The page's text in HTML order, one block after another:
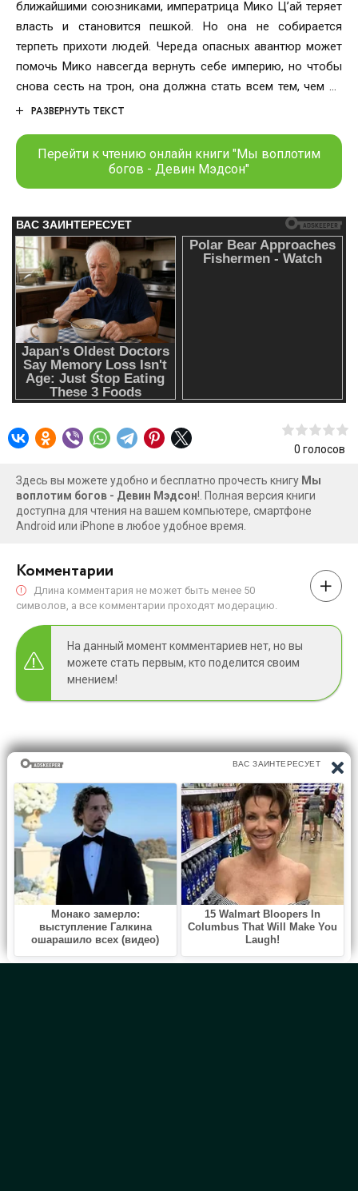
ближайшими союзниками, императрица Мико Ц’ай теряет
власть и становится пешкой. Но она не собирается
терпеть прихоти людей. Череда опасных авантюр может
помочь Мико навсегда вернуть себе империю, но чтобы
снова сесть на трон, она должна стать всем тем, чем не
смогли стать ее предки.Рах э’Торин снова стал
обещание, данное им, кажется, уже целую жизнь назад, –
благополучно вернуть свой народ домой. Однако
верность Раха прошлому может привести его к
воспоминаниями, она должна решить, кем является на
самом деле, но ответ на этот вопрос лежит в
противостоянии с Лео Виллиусом.А Дишива э’Яровен,
оказавшаяся в ловушке в самом сердце армии чилтанцев,
получает неожиданную власть. Мечта о новой родине
находится в ее руках – если она рискнет всем и
доверится своим бывшим врагам.Сложная история о
войне, политике и жажде власти, где судьба мира
решается, когда герои и боги в последний раз вступают в
бой в грандиозном финале кровавой эпической
серии.«Финал невероятно хорош. Ни один из героев не
теряется в действии, каждый приходит к тому
него и его пути. Автор ставит точку в своей серии с
высоким мастерством». ― Publishers Weekly«Прозой,
которая превосходит большинство романов, Мэдсон
захватывающую историю. Невероятно увлекательная, эта
серия, безусловно, заслуживает вашего внимания». –
Марк Лоуренс
РАЗВЕРНУТЬ ТЕКСТ
Перейти к чтению онлайн книги "Мы воплотим
богов - Девин Мэдсон"
0 голосов
Здесь вы можете удобно и бесплатно прочесть книгу Мы
воплотим богов - Девин Мэдсон!. Полная версия книги
доступна для чтения на вашем компьютере, смартфоне
Android или iPhone в любое удобное время.
Комментарии
Длина комментария не может быть менее 50
символов, а все комментарии проходят модерацию.
На данный момент комментариев нет, но вы
можете стать первым, кто поделится своим
мнением!